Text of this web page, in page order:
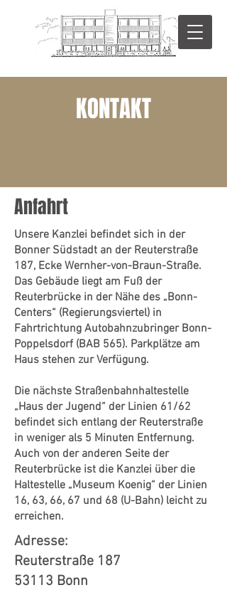
KONTAKT
Anfahrt
Unsere Kanzlei befindet sich in der
Bonner Südstadt an der Reuterstraße
187, Ecke Wernher-von-Braun-Straße.
Das Gebäude liegt am Fuß der
Reuterbrücke in der Nähe des „Bonn-
Centers“ (Regierungsviertel) in
Fahrtrichtung Autobahnzubringer Bonn-
Poppelsdorf (BAB 565). Parkplätze am
Haus stehen zur Verfügung.
Die nächste Straßenbahnhaltestelle
„Haus der Jugend“ der Linien 61/62
befindet sich entlang der Reuterstraße
in weniger als 5 Minuten Entfernung.
Auch von der anderen Seite der
Reuterbrücke ist die Kanzlei über die
Haltestelle „Museum Koenig“ der Linien
16, 63, 66, 67 und 68 (U-Bahn) leicht zu
erreichen.
Adresse:
Reuterstraße 187
53113 Bonn